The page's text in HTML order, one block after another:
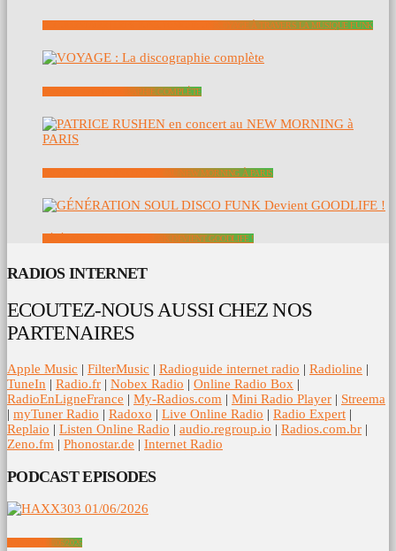
DOCUMENTAIRE | LET’S FUNK TONIGHT: UN VOYAGE À TRAVERS LA MUSIQUE FUNK
VOYAGE : LA DISCOGRAPHIE COMPLÈTE
PATRICE RUSHEN EN CONCERT AU NEW MORNING À PARIS
GÉNÉRATION SOUL DISCO FUNK DEVIENT GOODLIFE !
RADIOS INTERNET
ECOUTEZ-NOUS AUSSI CHEZ NOS
PARTENAIRES
Apple Music | FilterMusic | Radioguide internet radio | Radioline |
TuneIn | Radio.fr | Nobex Radio | Online Radio Box |
RadioEnLigneFrance | My-Radios.com | Mini Radio Player | Streema
| myTuner Radio | Radoxo | Live Online Radio | Radio Expert |
Replaio | Listen Online Radio | audio.regroup.io | Radios.com.br |
Zeno.fm | Phonostar.de | Internet Radio
PODCAST EPISODES
HAXX303 01/06/2026